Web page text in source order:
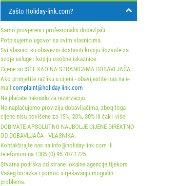
A1 Apartment (2+2): A1 Apartment (2+2):
Zašto Holiday-link.com?
Samo provjereni i profesionalni dobavljači.
Potpisujemo ugovor sa svim vlasnicima.
Svi vlasnici su obavezni dostaviti kopiju dozvole za
svoje usluge i kopiju osobne iskaznice.
Cijene su ISTE KAO NA STRANICAMA DOBAVLJAČA.
Ako primjetite razliku u cijeni - obavijestite nas na e-
mail:complaint@holiday-link.com
Ne plaćate naknadu za rezervaciju.
Ne naplaćujemo proviziju dobavljačima, zbog toga
cijene nisu povišene za 15%, 20%, 30% ili čak i više.
DOBIVATE APSOLUTNO NAJBOLJE CIJENE DIREKTNO
OD DOBAVLJAČA - VLASNIKA.
Kontaktirajte nas na info@holiday-link.com ili
telefonom na +385 (0) 95 707 1725
Stvarna podrška od strane lokalne agencije tijekom
Vašeg boravka i pomoć u rješavanju mogućih
problema.